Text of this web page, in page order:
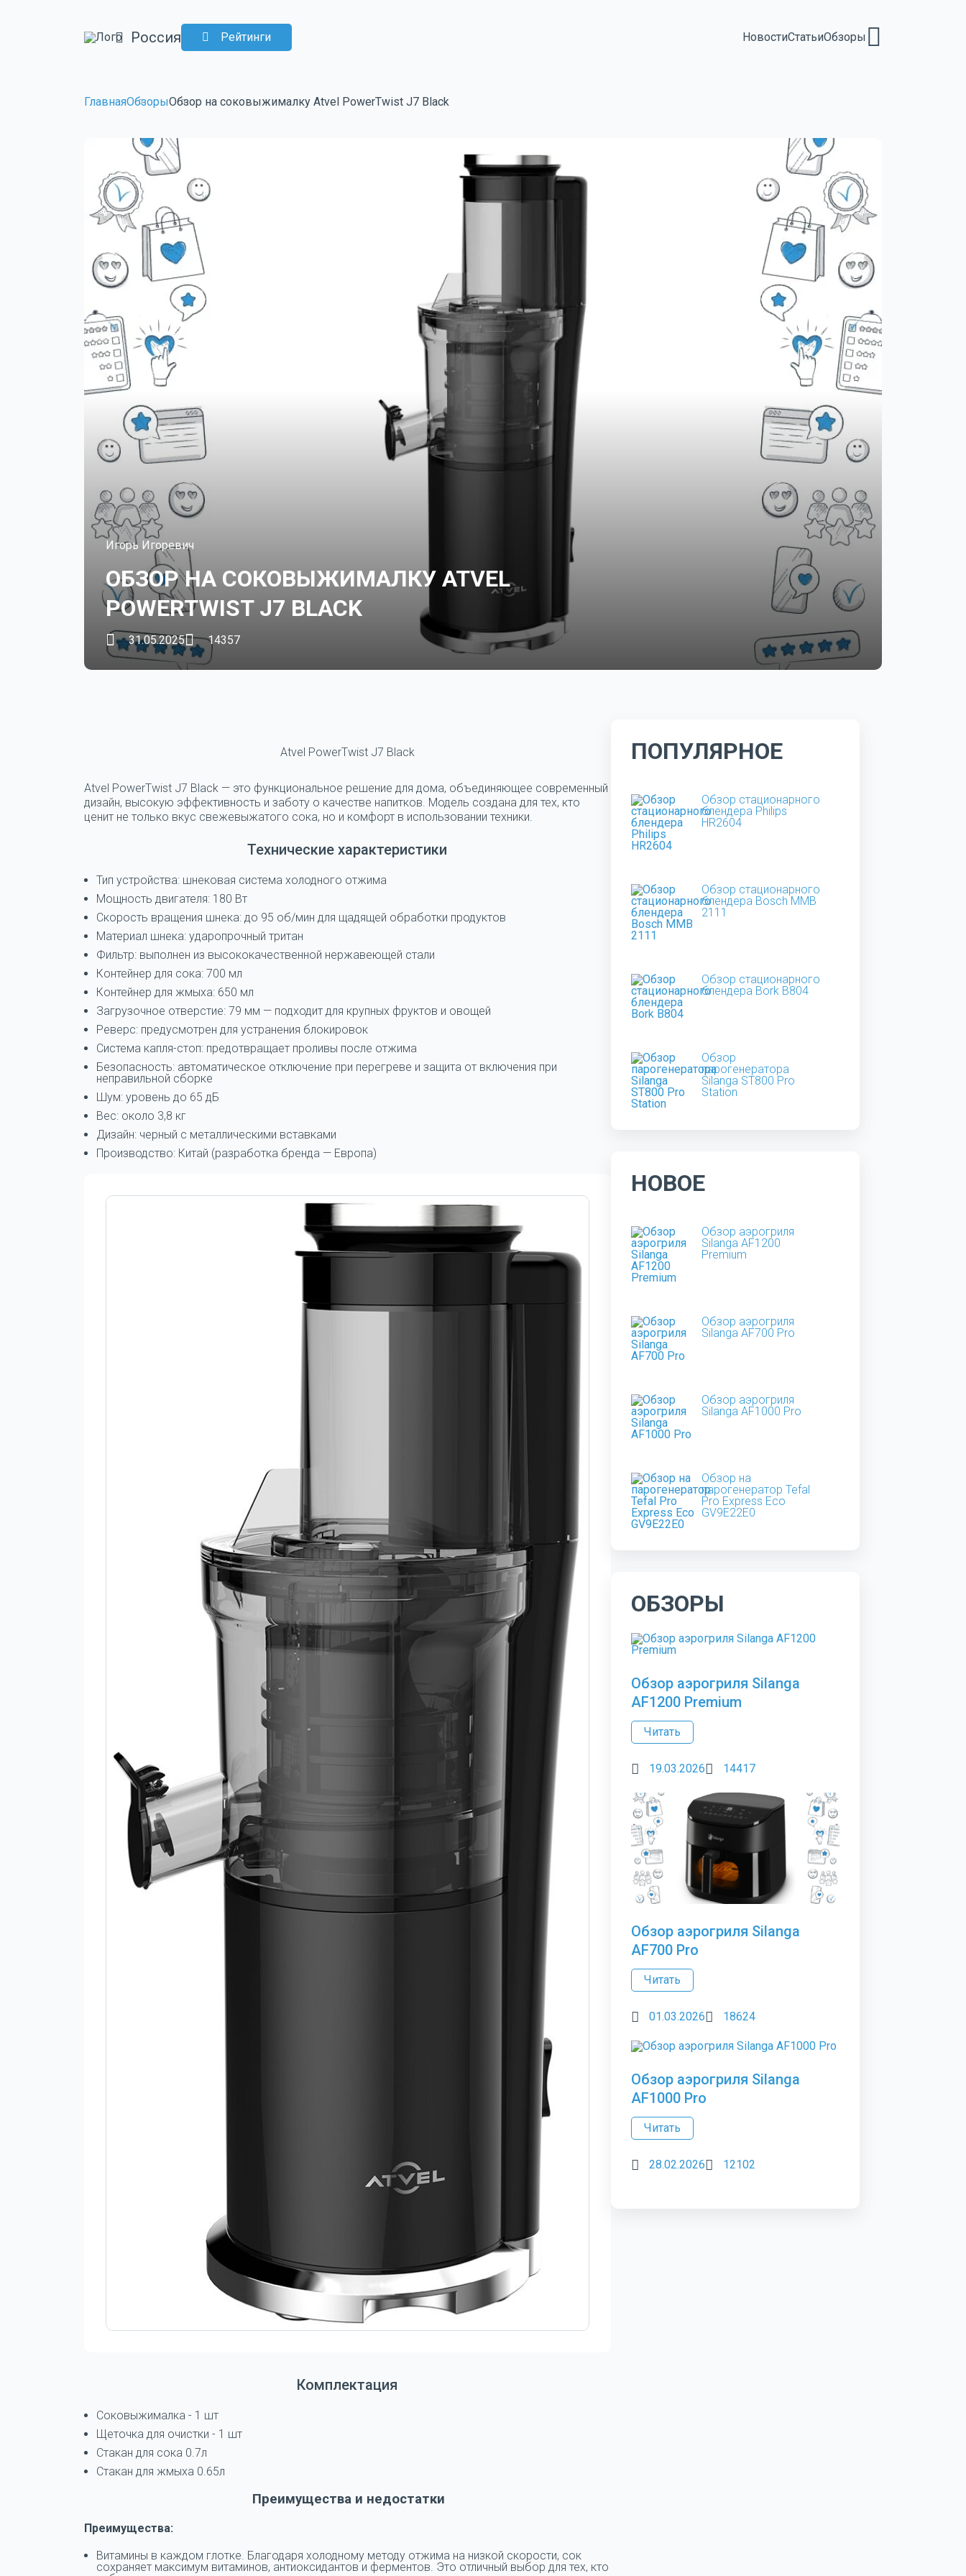
Россия Рейтинги НовостиСтатьиОбзоры
ГлавнаяОбзорыОбзор на соковыжималку Atvel PowerTwist J7 Black
Игорь Игоревич
ОБЗОР НА СОКОВЫЖИМАЛКУ ATVEL
POWERTWIST J7 BLACK
31.05.2025 14357
Atvel PowerTwist J7 Black
Atvel PowerTwist J7 Black — это функциональное решение для дома, объединяющее современный
дизайн, высокую эффективность и заботу о качестве напитков. Модель создана для тех, кто
ценит не только вкус свежевыжатого сока, но и комфорт в использовании техники.
Технические характеристики
Тип устройства: шнековая система холодного отжима
Мощность двигателя: 180 Вт
Скорость вращения шнека: до 95 об/мин для щадящей обработки продуктов
Материал шнека: ударопрочный тритан
Фильтр: выполнен из высококачественной нержавеющей стали
Контейнер для сока: 700 мл
Контейнер для жмыха: 650 мл
Загрузочное отверстие: 79 мм — подходит для крупных фруктов и овощей
Реверс: предусмотрен для устранения блокировок
Система капля-стоп: предотвращает проливы после отжима
Безопасность: автоматическое отключение при перегреве и защита от включения при
неправильной сборке
Шум: уровень до 65 дБ
Вес: около 3,8 кг
Дизайн: черный с металлическими вставками
Производство: Китай (разработка бренда — Европа)
Комплектация
Соковыжималка - 1 шт
Щеточка для очистки - 1 шт
Стакан для сока 0.7л
Стакан для жмыха 0.65л
Преимущества и недостатки
Преимущества:
Витамины в каждом глотке. Благодаря холодному методу отжима на низкой скорости, сок
сохраняет максимум витаминов, антиоксидантов и ферментов. Это отличный выбор для тех, кто
ПОПУЛЯРНОЕ
Обзор стационарного
блендера Philips
HR2604
Обзор стационарного
блендера Bosch MMB
2111
Обзор стационарного
блендера Bork B804
Обзор
парогенератора
Silanga ST800 Pro
Station
НОВОЕ
Обзор аэрогриля
Silanga AF1200
Premium
Обзор аэрогриля
Silanga AF700 Pro
Обзор аэрогриля
Silanga AF1000 Pro
Обзор на
парогенератор Tefal
Pro Express Eco
GV9E22E0
ОБЗОРЫ
Обзор аэрогриля Silanga
AF1200 Premium
Читать
19.03.2026 14417
Обзор аэрогриля Silanga
AF700 Pro
Читать
01.03.2026 18624
Обзор аэрогриля Silanga
AF1000 Pro
Читать
28.02.2026 12102